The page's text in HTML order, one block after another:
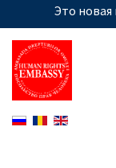
Это новая